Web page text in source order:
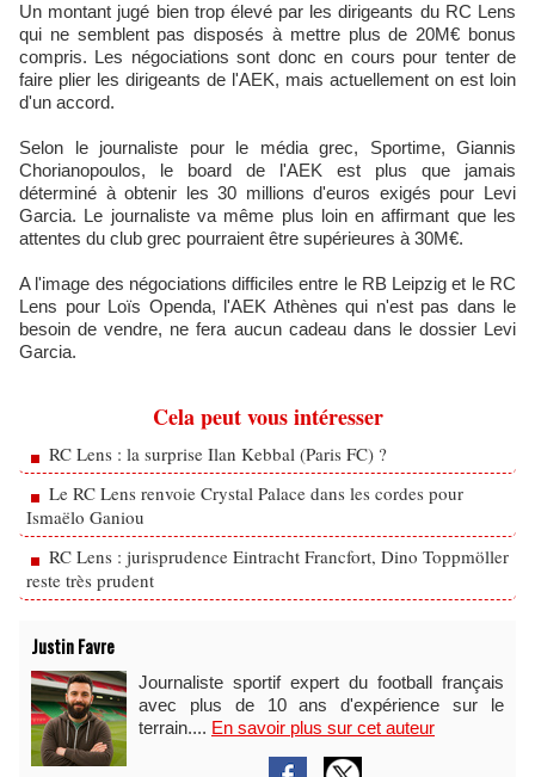
Un montant jugé bien trop élevé par les dirigeants du RC Lens
qui ne semblent pas disposés à mettre plus de 20M€ bonus
compris. Les négociations sont donc en cours pour tenter de
faire plier les dirigeants de l'AEK, mais actuellement on est loin
d'un accord.
Selon le journaliste pour le média grec, Sportime, Giannis
Chorianopoulos, le board de l'AEK est plus que jamais
déterminé à obtenir les 30 millions d'euros exigés pour Levi
Garcia. Le journaliste va même plus loin en affirmant que les
attentes du club grec pourraient être supérieures à 30M€.
A l'image des négociations difficiles entre le RB Leipzig et le RC
Lens pour Loïs Openda, l'AEK Athènes qui n'est pas dans le
besoin de vendre, ne fera aucun cadeau dans le dossier Levi
Garcia.
Cela peut vous intéresser
RC Lens : la surprise Ilan Kebbal (Paris FC) ?
Le RC Lens renvoie Crystal Palace dans les cordes pour
Ismaëlo Ganiou
RC Lens : jurisprudence Eintracht Francfort, Dino Toppmöller
reste très prudent
Justin Favre
Journaliste sportif expert du football français
avec plus de 10 ans d'expérience sur le
terrain.... En savoir plus sur cet auteur